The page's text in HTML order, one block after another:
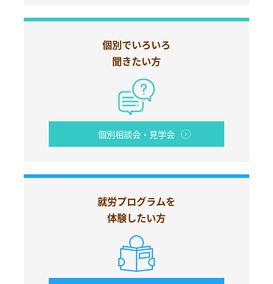
個別でいろいろ
聞きたい方
個別相談会・見学会
就労プログラムを
体験したい方